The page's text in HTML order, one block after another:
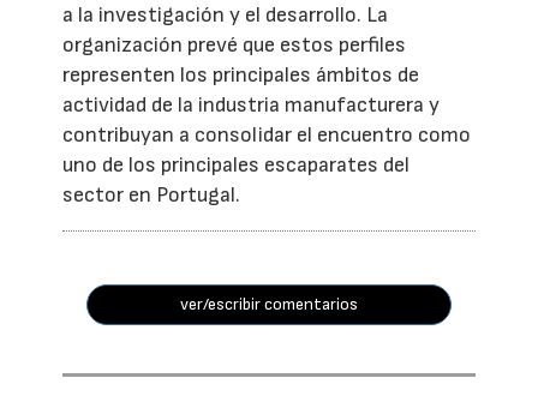
a la investigación y el desarrollo. La
organización prevé que estos perfiles
representen los principales ámbitos de
actividad de la industria manufacturera y
contribuyan a consolidar el encuentro como
uno de los principales escaparates del
sector en Portugal.
ver/escribir comentarios